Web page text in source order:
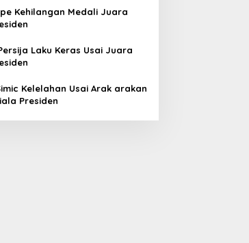
Kehilangan Medali Juara
Laku Keras Usai Juara
Kelelahan Usai Arak arakan
Presiden